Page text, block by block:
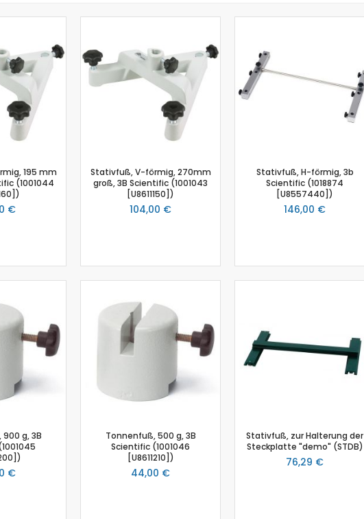
Gas Sensor
Sensor
Sensor für gelösten Sauerstoff
Sensor
- Elektrodenverstärker
Sensor
Kits: Biologie
195 mm
(1001044
€
Stativfuß, V-förmig, 270mm
groß, 3B Scientific (1001043
[U8611150])
104,00 €
Stativfuß, H-förmig, 3b
Scientific (1018874
[U8557440])
146,00 €
g, 3B
€
Tonnenfuß, 500 g, 3B
Scientific (1001046
[U8611210])
44,00 €
Stativfuß, zur Halterung der
Steckplatte "demo" (STDB)
76,29 €